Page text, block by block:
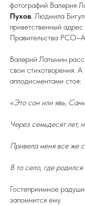
фотографий Валерия
Пухов. Людмила
приветственный
Правительства РСО–А
Валерий Латынин
свои стихотворения.
аплодисментами стоя:
«Это сон или явь,
Через семьдесят лет,
Привела меня все же
В то село, где родился
Гостеприимное
запомнится ему.